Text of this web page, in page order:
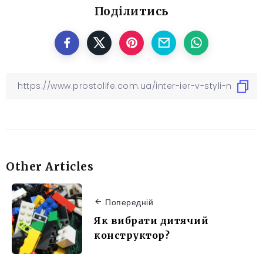
Поділитись
Other Articles
Попередній
Як вибрати дитячий
конструктор?